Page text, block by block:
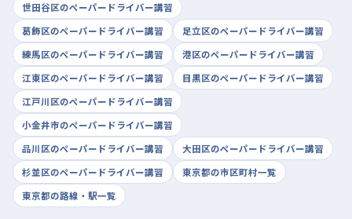
世田谷区のペーパードライバー講習
葛飾区のペーパードライバー講習
足立区のペーパードライバー講習
練馬区のペーパードライバー講習
港区のペーパードライバー講習
江東区のペーパードライバー講習
目黒区のペーパードライバー講習
江戸川区のペーパードライバー講習
小金井市のペーパードライバー講習
品川区のペーパードライバー講習
大田区のペーパードライバー講習
杉並区のペーパードライバー講習
東京都の市区町村一覧
東京都の路線・駅一覧